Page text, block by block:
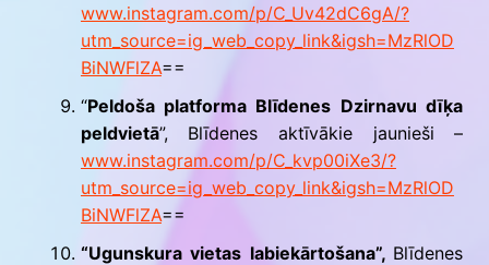
www.instagram.com/p/C_Uv42dC6gA/?
utm_source=ig_web_copy_link&igsh=MzRlOD
BiNWFlZA==
“Peldoša platforma Blīdenes Dzirnavu dīķa
peldvietā”, Blīdenes aktīvākie jaunieši –
www.instagram.com/p/C_kvp00iXe3/?
utm_source=ig_web_copy_link&igsh=MzRlOD
BiNWFlZA==
“Ugunskura vietas labiekārtošana”, Blīdenes